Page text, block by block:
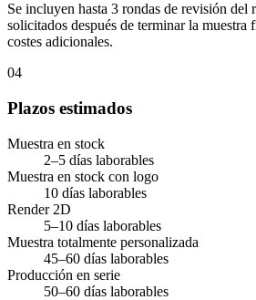
Se incluyen hasta 3 rondas de revisión del
solicitados después de terminar la muestra
costes adicionales.
04
Plazos estimados
Muestra en stock
2–5 días laborables
Muestra en stock con logo
10 días laborables
Render 2D
5–10 días laborables
Muestra totalmente personalizada
45–60 días laborables
Producción en serie
50–60 días laborables